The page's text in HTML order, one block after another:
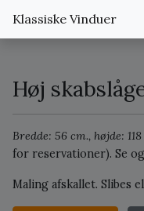
Klassiske Vinduer
Høj
Bredde: 56 cm., højde:
for reservationer). Se
Maling afskallet. Slibes